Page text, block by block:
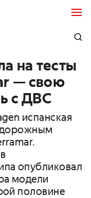
на тесты
— свою
с ДВС
испанская
дорожным
опубликовал
модели
половине